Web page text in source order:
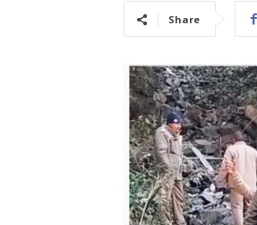
Share